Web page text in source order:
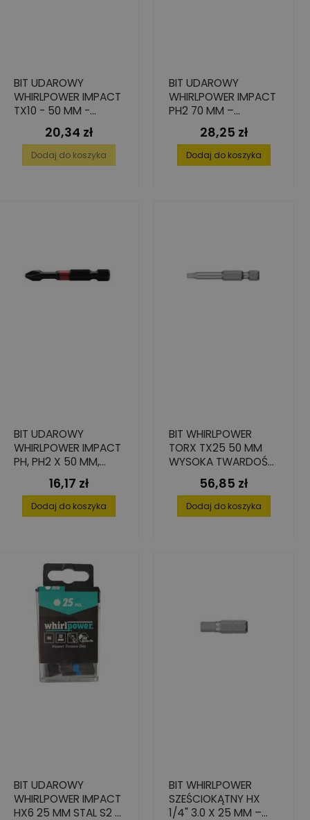
BIT UDAROWY
WHIRLPOWER IMPACT
TX10 - 50 MM -
WYSOKA TWARDOŚĆ
- 2 SZT.Cena
20,34 zł
Dodaj do koszyka
BIT UDAROWY
WHIRLPOWER IMPACT
PH2 70 MM –
WYTRZYMAŁY I
PRECYZYJNY 2 SZT.
Cena
28,25 zł
Dodaj do koszyka
BIT UDAROWY
WHIRLPOWER IMPACT
PH, PH2 X 50 MM,
STAL S2 - 2 SZT.
Cena
16,17 zł
Dodaj do koszyka
BIT WHIRLPOWER
TORX TX25 50 MM
WYSOKA TWARDOŚĆ
10 SZT.Cena
56,85 zł
Dodaj do koszyka
BIT UDAROWY
WHIRLPOWER IMPACT
HX6 25 MM STAL S2 -
BIT WHIRLPOWER
SZEŚCIOKĄTNY HX
1/4" 3.0 X 25 MM –